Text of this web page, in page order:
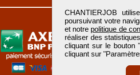
CHANTIERJOB
poursuivant votre
et notre politique de
réaliser des
cliquant sur le bouton
cliquant sur